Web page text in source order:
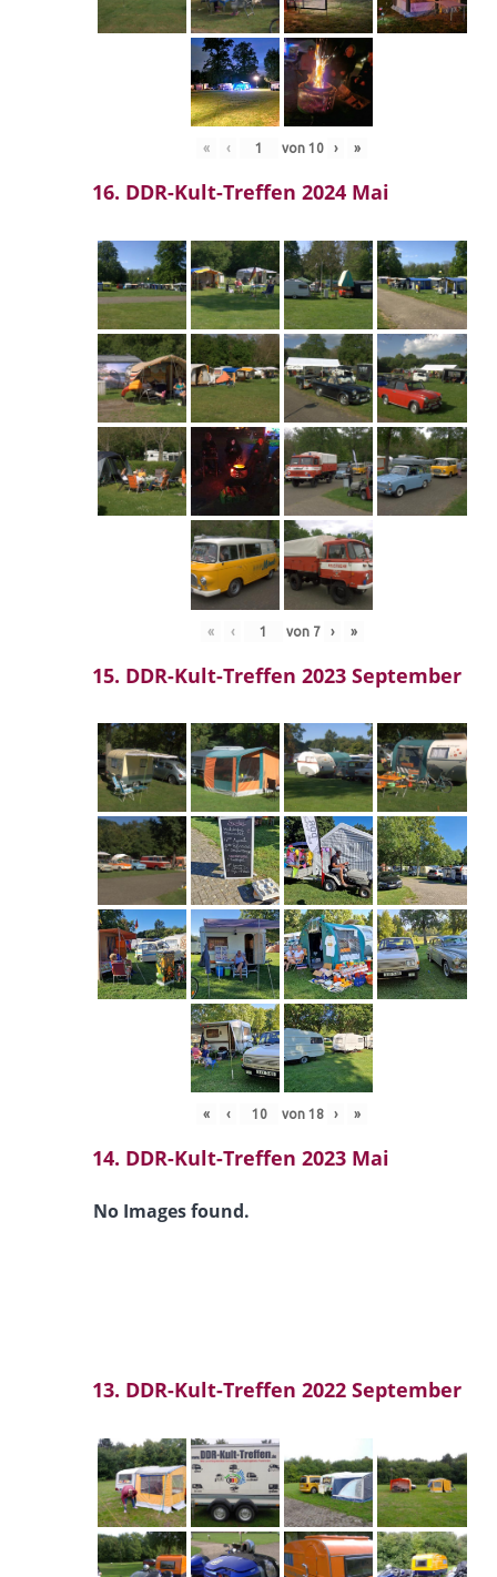
« ‹ von 10 › »
16. DDR-Kult-Treffen 2024 Mai
« ‹ von 7 › »
15. DDR-Kult-Treffen 2023 September
« ‹ von 18 › »
14. DDR-Kult-Treffen 2023 Mai
No Images found.
13. DDR-Kult-Treffen 2022 September